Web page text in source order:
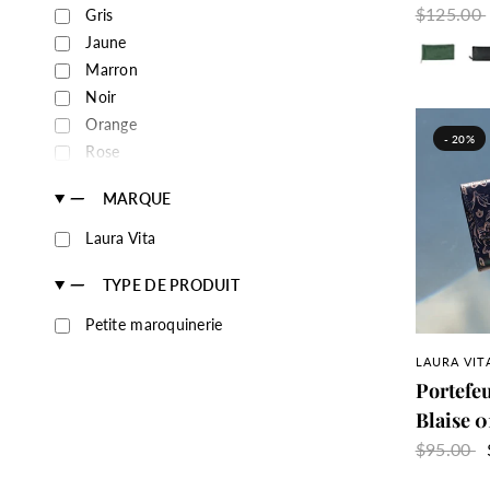
Gris
Jaune
Marron
Noir
Orange
Rose
Turquoise
Vert
MARQUE
Laura Vita
TYPE DE PRODUIT
Petite maroquinerie
$125.00
- 20%
LAURA
Blaise
$95.00